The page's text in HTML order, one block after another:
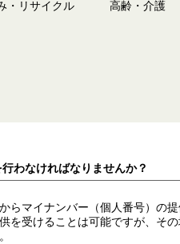
・リサイクル 高齢・介護
わなければなりませんか？
マイナンバー（個人番号）の
受けることは可能ですが、そ